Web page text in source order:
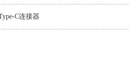
C连接器